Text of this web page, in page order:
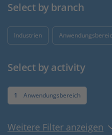
Karriere
Select by branch
Industrien
Select by activity
1 Anwendungsbereich
Weitere Filter anzeigen